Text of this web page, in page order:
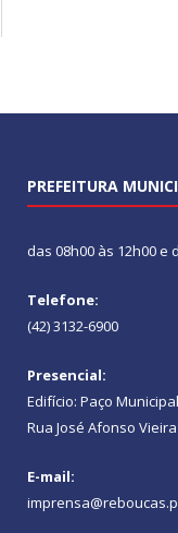
PREFEITURA
das 08h00 às 12h00 e
Telefone:
(42) 3132-6900
Presencial:
Edifício: Paço
Rua José Afonso Vieira
E-mail: